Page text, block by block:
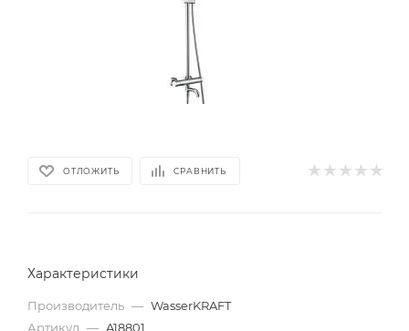
ОТЛОЖИТЬ СРАВНИТЬ
Характеристики
Производитель — WasserKRAFT
Артикул — A18801